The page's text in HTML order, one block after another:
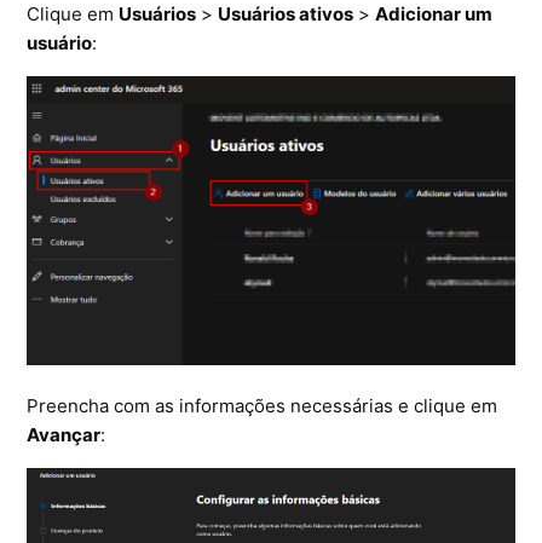
Citrix XenServer Agent
Microsoft 365
Ferramentas
Segurança
Interno - Procedimentos Internos
Clique em Usuários > Usuários ativos >Adicionar um
usuário:
Preencha com as informações necessárias e clique em
Avançar: